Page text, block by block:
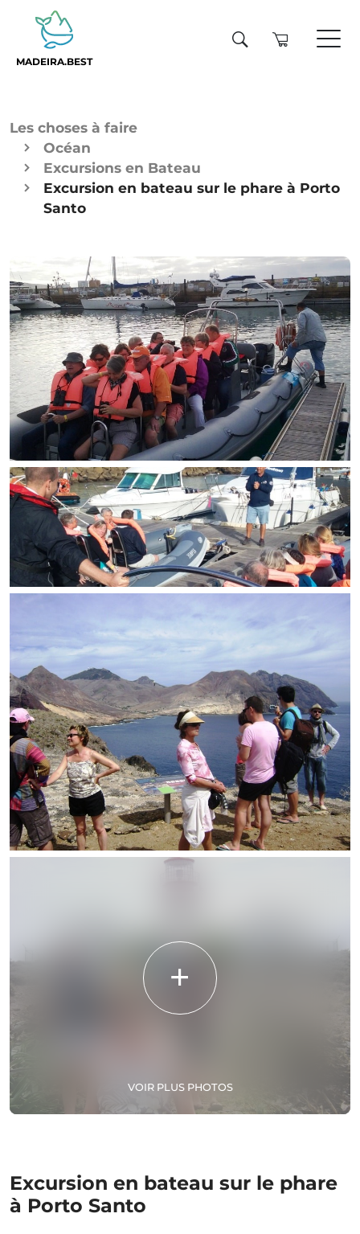
MADEIRA.BEST
Les choses à faire
Océan
Excursions en Bateau
Excursion en bateau sur le phare à Porto
Santo
VOIR PLUS PHOTOS
Excursion en bateau sur le phare
à Porto Santo